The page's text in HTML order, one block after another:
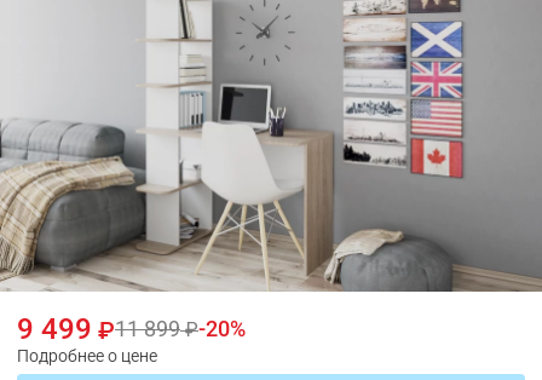
9 499 11 899 20
Подробнее о цене